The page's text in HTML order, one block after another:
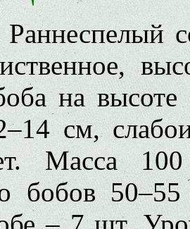
на высоте
см,
Масса
бобов